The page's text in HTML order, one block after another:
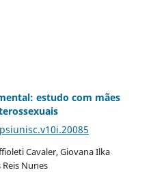
estudo com mães
Cavaler, Giovana Ilka
Nunes